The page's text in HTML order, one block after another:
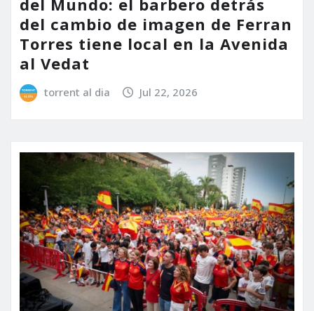
del cambio de imagen de Ferran
Torres tiene local en la Avenida
al Vedat
torrent al dia Jul 22, 2026